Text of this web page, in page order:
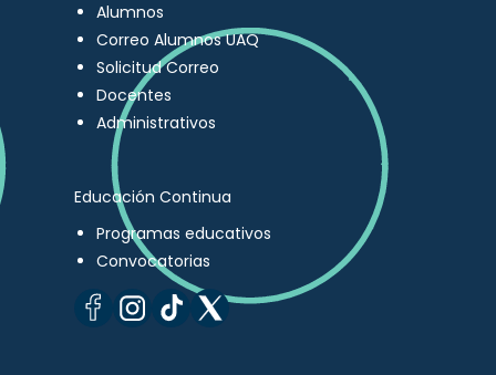
Alumnos
Correo Alumnos UAQ
Solicitud Correo
Docentes
Administrativos
Educación Continua
Programas educativos
Convocatorias